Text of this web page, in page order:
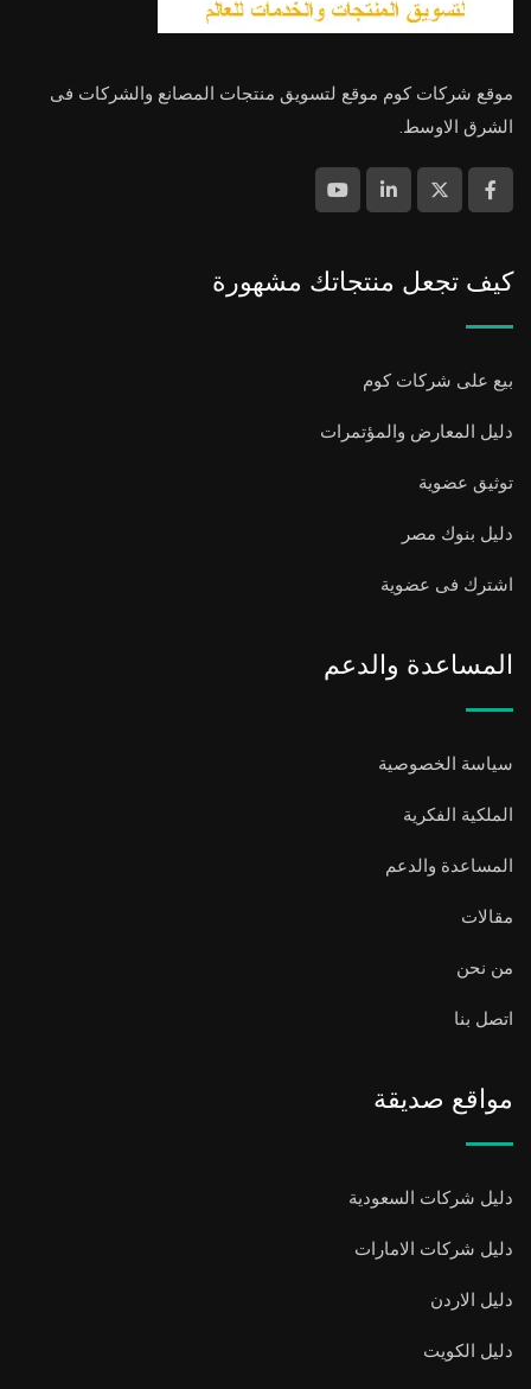
موقع شركات كوم موقع لتسويق منتجات المصانع والشركات فى
الشرق الاوسط.
كيف تجعل منتجاتك مشهورة
بيع على شركات كوم
دليل المعارض والمؤتمرات
توثيق عضوية
دليل بنوك مصر
اشترك فى عضوية
المساعدة والدعم
سياسة الخصوصية
الملكية الفكرية
المساعدة والدعم
مقالات
من نحن
اتصل بنا
مواقع صديقة
دليل شركات السعودية
دليل شركات الامارات
دليل الاردن
دليل الكويت